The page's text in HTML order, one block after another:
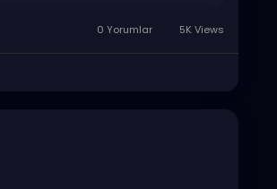
0 Yorumlar 5K Views